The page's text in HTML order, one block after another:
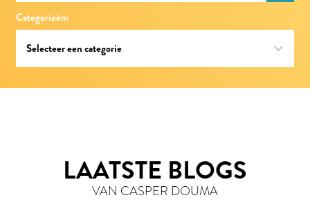
Categorieën:
LAATSTE BLOGS
VAN CASPER DOUMA